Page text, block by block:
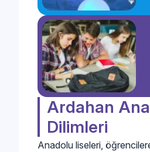
Ardahan
Dilimleri
Anadolu liseleri,